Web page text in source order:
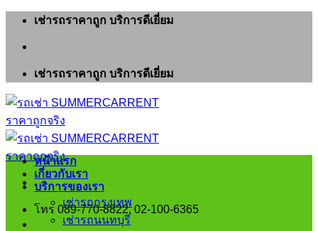
ข้าม
เนื้อหา
เช่ารถราคาถูก บริการดีเยี่ยม
เช่ารถราคาถูก บริการดีเยี่ยม
โทร 089-770-8822, 02-100-6365
หน้าแรก
เกี่ยวกับเรา
บริการของเรา
เช่ารถกรุงเทพ
เช่ารถนนทบุรี